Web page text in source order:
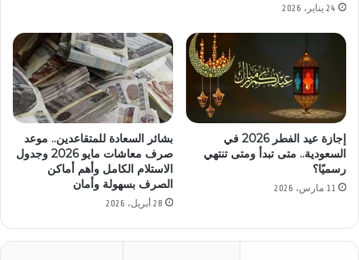
24 يناير، 2026
إجازة عيد الفطر 2026 في
السعودية.. متى تبدأ ومتى تنتهي
رسميًا؟
11 مارس، 2026
بشائر السعادة للمتقاعدين.. موعد
صرف معاشات مايو 2026 وجدول
الاستلام الكامل وأهم أماكن
الصرف بسهولة وأمان
28 أبريل، 2026